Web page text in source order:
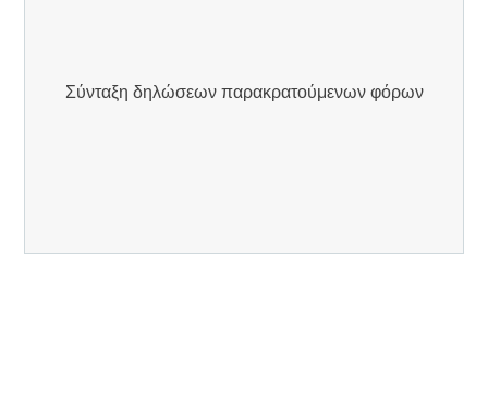
Σύνταξη δηλώσεων παρακρατούμενων φόρων